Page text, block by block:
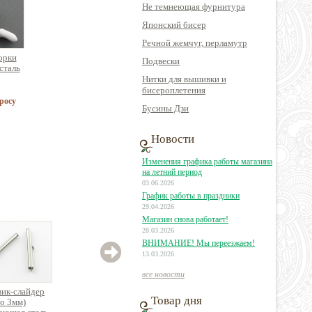
слайдер
3мм)
петелькой
Не темнеющая фурнитура
Японский бисер
Речной жемчуг, перламутр
Подвески
Нитки для вышивки и
бисероплетения
Бусины Дзи
Новости
Изменения графика работы магазина
на летний период
03.06.2026
График работы в праздники
29.04.2026
Магазин снова работает!
28.03.2026
ВНИМАНИЕ! Мы переезжаем!
13.03.2026
все новости
Товар дня